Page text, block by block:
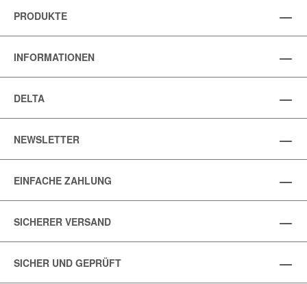
PRODUKTE
INFORMATIONEN
DELTA
NEWSLETTER
EINFACHE ZAHLUNG
SICHERER VERSAND
SICHER UND GEPRÜFT